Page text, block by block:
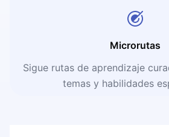
Microrutas
Sigue rutas de aprendizaje
temas y habilidades